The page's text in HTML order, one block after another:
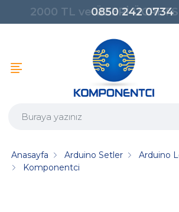
0850 242 0734
Anasayfa Arduino Setler
Arduino
Komponentci